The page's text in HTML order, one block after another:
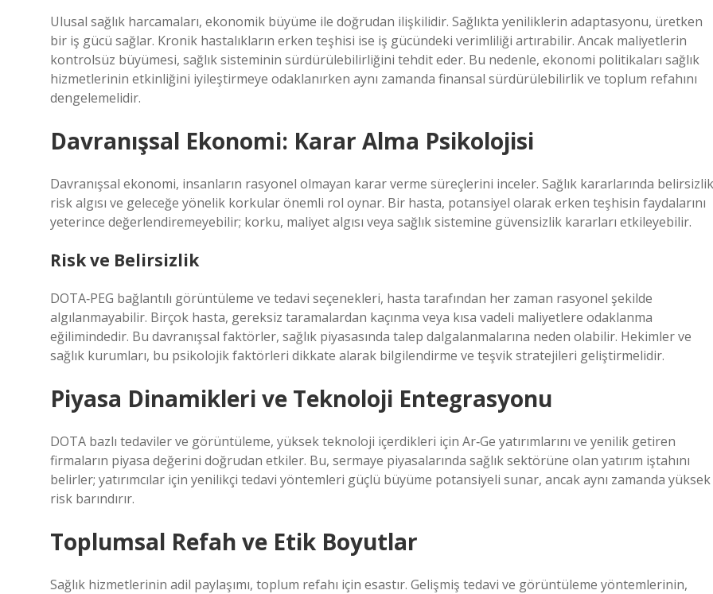
Ulusal sağlık harcamaları, ekonomik büyüme ile doğrudan ilişkilidir. Sağlıkta yeniliklerin adaptasyonu, üretken
bir iş gücü sağlar. Kronik hastalıkların erken teşhisi ise iş gücündeki verimliliği artırabilir. Ancak maliyetlerin
kontrolsüz büyümesi, sağlık sisteminin sürdürülebilirliğini tehdit eder. Bu nedenle, ekonomi politikaları sağlık
hizmetlerinin etkinliğini iyileştirmeye odaklanırken aynı zamanda finansal sürdürülebilirlik ve toplum refahını
dengelemelidir.
Davranışsal Ekonomi: Karar Alma Psikolojisi
Davranışsal ekonomi, insanların rasyonel olmayan karar verme süreçlerini inceler. Sağlık kararlarında
risk algısı ve geleceğe yönelik korkular önemli rol oynar. Bir hasta, potansiyel olarak erken teşhisin faydalarını
yeterince değerlendiremeyebilir; korku, maliyet algısı veya sağlık sistemine güvensizlik kararları etkileyebilir.
Risk ve Belirsizlik
DOTA‑PEG bağlantılı görüntüleme ve tedavi seçenekleri, hasta tarafından her zaman rasyonel şekilde
algılanmayabilir. Birçok hasta, gereksiz taramalardan kaçınma veya kısa vadeli maliyetlere odaklanma
eğilimindedir. Bu davranışsal faktörler, sağlık piyasasında talep dalgalanmalarına neden olabilir. Hekimler ve
sağlık kurumları, bu psikolojik faktörleri dikkate alarak bilgilendirme ve teşvik stratejileri geliştirmelidir.
Piyasa Dinamikleri ve Teknoloji Entegrasyonu
DOTA bazlı tedaviler ve görüntüleme, yüksek teknoloji içerdikleri için Ar‑Ge yatırımlarını ve yenilik getiren
firmaların piyasa değerini doğrudan etkiler. Bu, sermaye piyasalarında sağlık sektörüne olan yatırım iştahını
belirler; yatırımcılar için yenilikçi tedavi yöntemleri güçlü büyüme potansiyeli sunar, ancak aynı zamanda yüksek
risk barındırır.
Toplumsal Refah ve Etik Boyutlar
Sağlık hizmetlerinin adil paylaşımı, toplum refahı için esastır. Gelişmiş tedavi ve görüntüleme yöntemlerinin,